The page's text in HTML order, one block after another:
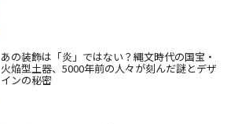
あの装飾は「炎」ではない？縄文時代の国宝・
火焔型土器、5000年前の人々が刻んだ謎とデザ
インの秘密